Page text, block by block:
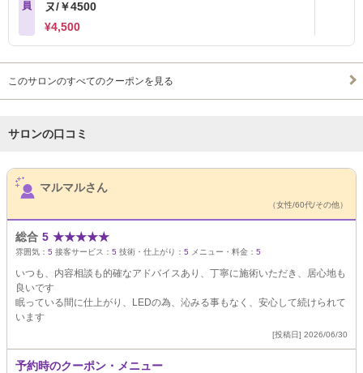
員
ヌ/￥4500
¥4,500
このサロンのすべてのクーポンを見る
サロンの口コミ
サロンPick Up
マルマルさん
（女性/60代/その他）
総合 5 ★★★★★
雰囲気： 5 接客サービス： 5 技術・仕上がり： 5 メニュー・料金： 5
いつも、内容相談も的確なアドバイスあり、丁寧に施術いただき、居心地も
良いです
眠っている間に仕上がり、LEDの為、沁みる事もなく、安心して続けられて
います
[投稿日] 2026/06/30
予約時のクーポン・メニュー